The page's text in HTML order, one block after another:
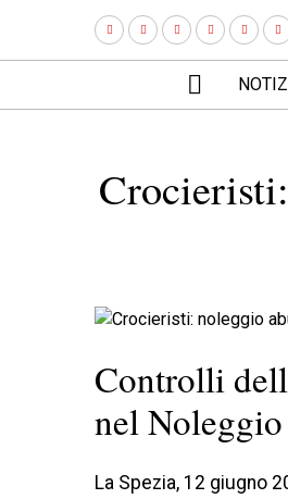
Controlli
nel
La Spezia, 12 giugno